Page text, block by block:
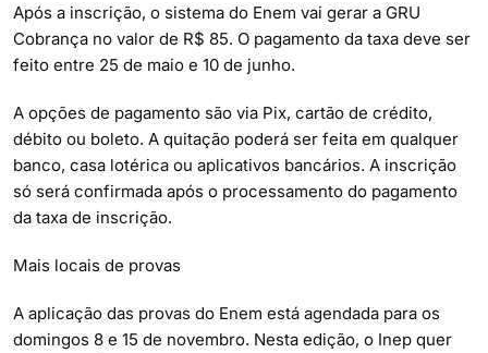
Após a inscrição, o sistema do Enem vai gerar a GRU
Cobrança no valor de R$ 85. O pagamento da taxa deve ser
feito entre 25 de maio e 10 de junho.
A opções de pagamento são via Pix, cartão de crédito,
débito ou boleto. A quitação poderá ser feita em qualquer
banco, casa lotérica ou aplicativos bancários. A inscrição
só será confirmada após o processamento do pagamento
da taxa de inscrição.
Mais locais de provas
A aplicação das provas do Enem está agendada para os
domingos 8 e 15 de novembro. Nesta edição, o Inep quer